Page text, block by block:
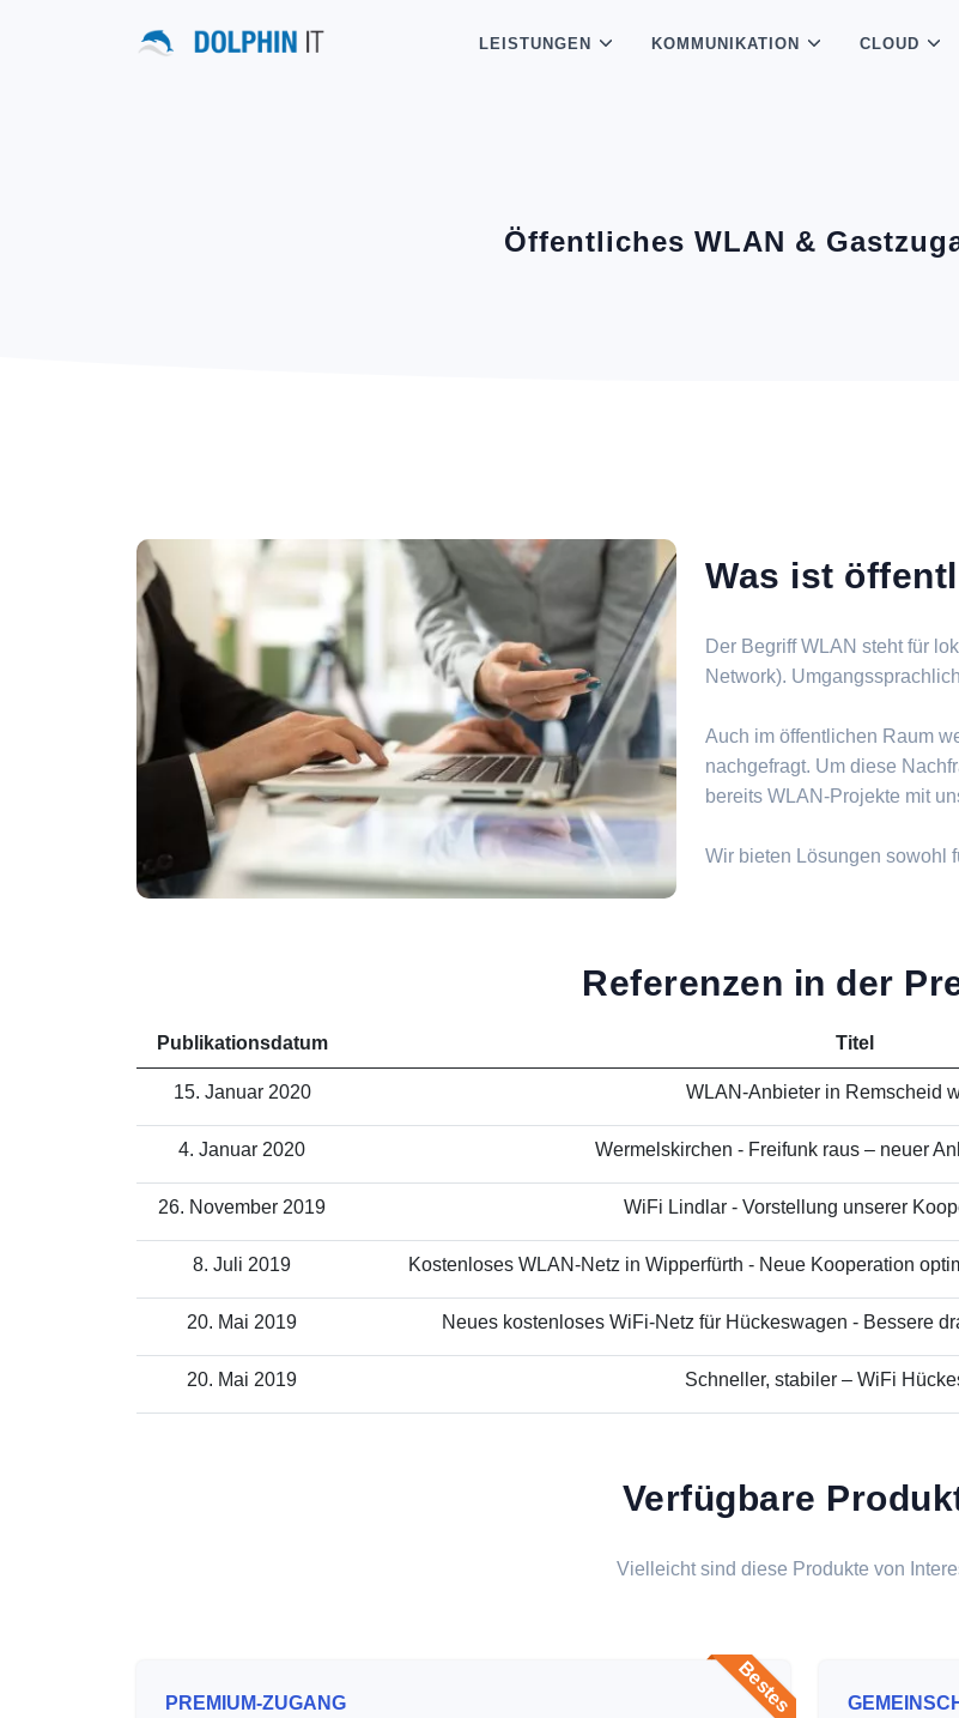
LEISTUNGEN KOMMUNIKATION CLOUD
Öffentliches WLAN &
Was ist
Der Begriff WLAN steht für
Network).
Auch im öffentlichen Raum
nachgefragt. Um diese
bereits WLAN-Projekte mit
Wir bieten Lösungen sowohl
Referenzen in der
Publikationsdatum Titel
15. Januar 2020 WLAN-Anbieter in Remscheid
4. Januar 2020 Wermelskirchen - Freifunk raus – neuer
26. November 2019 WiFi Lindlar - Vorstellung unserer
8. Juli 2019 Kostenloses WLAN-Netz in Wipperfürth - Neue Kooperation
20. Mai 2019 Neues kostenloses WiFi-Netz für Hückeswagen - Bessere
20. Mai 2019 Schneller, stabiler – WiFi
Verfügbare
Vielleicht sind diese Produkte von
Bestes
PREMIUM-ZUGANG